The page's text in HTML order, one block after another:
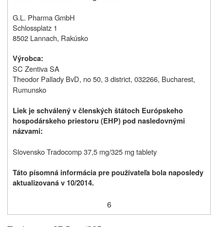
G.L. Pharma GmbH
Schlossplatz 1
8502 Lannach, Rakúsko
Výrobca:
SC Zentiva SA
Theodor Pallady BvD, no 50, 3 district, 032266, Bucharest,
Rumunsko
Liek je schválený v členských štátoch Európskeho
hospodárskeho priestoru (EHP) pod nasledovnými
názvami:
Slovensko Tradocomp 37,5 mg/325 mg tablety
Táto písomná informácia pre používateľa bola naposledy
aktualizovaná v 10/2014.
6